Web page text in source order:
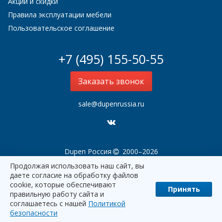
Правила эксплуатации мебели
Пользовательское соглашение
+7 (495) 155-50-55
Заказать звонок
sale@dupenrussia.ru
Dupen Россия 2000–2026
Продолжая использовать наш сайт, вы
даете согласие на обработку файлов
cookie, которые обеспечивают
правильную работу сайта и
соглашаетесь с нашей Политикой
безопасности
Принять